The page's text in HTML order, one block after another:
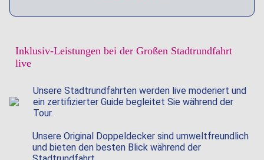
Inklusiv-Leistungen bei der Großen Stadtrundfahrt
live
Unsere Stadtrundfahrten werden live moderiert und
ein zertifizierter Guide begleitet Sie während der
Tour.
Unsere Original Doppeldecker sind umweltfreundlich
und bieten den besten Blick während der